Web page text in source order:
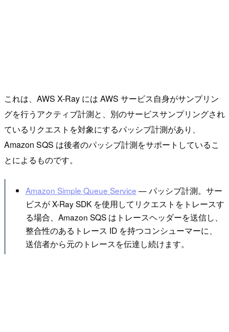
これは、AWS X-Ray には AWS サービス自身がサンプリン
グを行うアクティブ計測と、別のサービスサンプリングされ
ているリクエストを対象にするパッシブ計測があり、
Amazon SQS は後者のパッシブ計測をサポートしているこ
とによるものです。
Amazon Simple Queue Service — パッシブ計測。サー
ビスが X-Ray SDK を使用してリクエストをトレースす
る場合、Amazon SQS はトレースヘッダーを送信し、
整合性のあるトレース ID を持つコンシューマーに、
送信者から元のトレースを伝達し続けます。